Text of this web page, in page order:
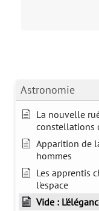
Astronomie
La nouvelle
constellations
Apparition de
hommes
Les apprentis
l'espace
Vide :